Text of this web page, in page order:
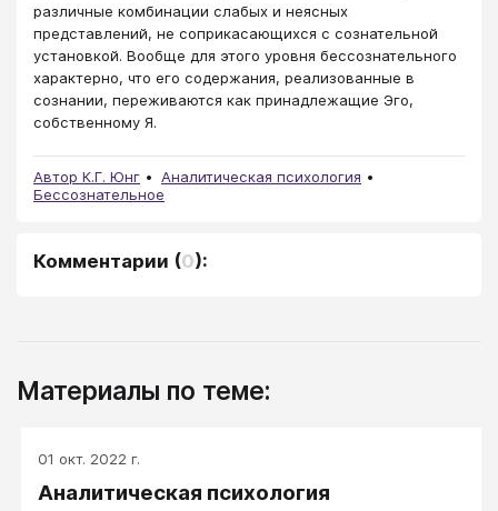
различные комбинации слабых и неясных
представлений, не соприкасающихся с сознательной
установкой. Вообще для этого уровня бессознательного
характерно, что его содержания, реализованные в
сознании, переживаются как принадлежащие Эго,
собственному Я.
Автор К.Г. Юнг
Аналитическая психология
Бессознательное
Комментарии (0):
Материалы по теме:
01 окт. 2022 г.
Аналитическая психология